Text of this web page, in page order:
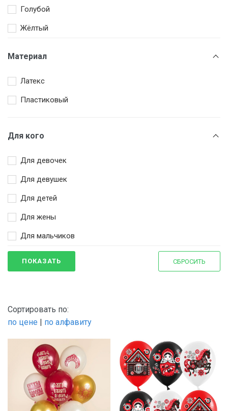
Голубой
Жёлтый
Коричневый
Красный
Розовый
Синий
Сиреневый
Триколор
Фиолетовый
Фуксия
Чёрный
Материал
Латекс
Пластиковый
Для кого
Для девочек
Для девушек
Для детей
Для жены
Для мальчиков
Для мужчин
Для папы
Для шефа
ПОКАЗАТЬ СБРОСИТЬ
Сортировать по:
по цене | по алфавиту